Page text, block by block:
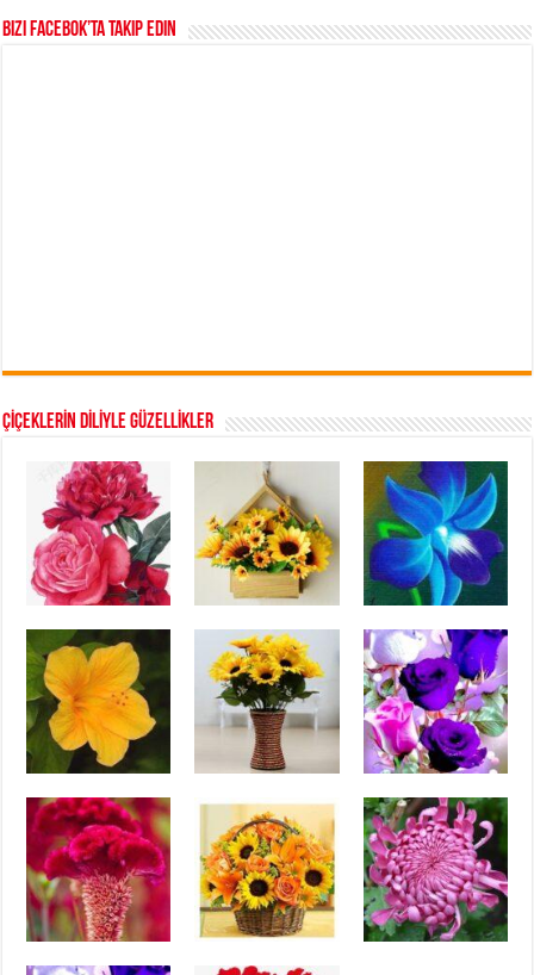
Bizi Facebok’ta takip edin
ÇİÇEKLERİN DİLİYLE GÜZELLİKLER